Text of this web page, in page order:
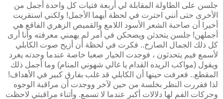
جلسن على الطاولة المقابلة لي أربعة فتيات كل واحدة أجمل من
الأخرى حتى أنني احترت في لحظة أيهما الأجمل! ولكني استقريت
أخيرا أن صاحبة الشعر الأسود اللامع والقميص الزهري الفاقع هي
أجملهن! جلسن يتحدثن ويضحكن في أمر لم يهمني معرفته وأنا أرى
كل ذلك الجمال الصارخ.. فكرت في لحظة أن أزيح صوت الكابلي
لأسمع فيم يتحدثون ، فوجدت الخيار صعبا خاصة عندما وجدته يغرد
ويقول (مواكب الريده القدام يا غالي شهوني المنام) وما أجمل ذلك
المقطع.. فعرفت حينها أن الكابلي قد غلب بفارق كبير في الأهداف!
لذا فقررت النظر بخلسة من حين لآخر ووجدت أن مراقبة الوجوه
وحركات الفم لها دلالات أكبر عندما لا تسمع. وأثناء مراقبتي لاحظت